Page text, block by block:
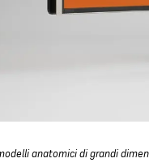
anatomici di grandi